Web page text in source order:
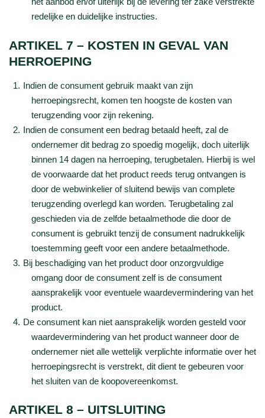
redelijke en duidelijke instructies.
ARTIKEL 7 – KOSTEN IN GEVAL VAN
HERROEPING
Indien de consument gebruik maakt van zijn
herroepingsrecht, komen ten hoogste de kosten van
terugzending voor zijn rekening.
Indien de consument een bedrag betaald heeft, zal de
ondernemer dit bedrag zo spoedig mogelijk, doch uiterlijk
binnen 14 dagen na herroeping, terugbetalen. Hierbij is wel
de voorwaarde dat het product reeds terug ontvangen is
door de webwinkelier of sluitend bewijs van complete
terugzending overlegd kan worden. Terugbetaling zal
geschieden via de zelfde betaalmethode die door de
consument is gebruikt tenzij de consument nadrukkelijk
toestemming geeft voor een andere betaalmethode.
Bij beschadiging van het product door onzorgvuldige
omgang door de consument zelf is de consument
aansprakelijk voor eventuele waardevermindering van het
product.
De consument kan niet aansprakelijk worden gesteld voor
waardevermindering van het product wanneer door de
ondernemer niet alle wettelijk verplichte informatie over het
herroepingsrecht is verstrekt, dit dient te gebeuren voor
het sluiten van de koopovereenkomst.
ARTIKEL 8 – UITSLUITING